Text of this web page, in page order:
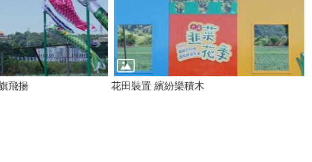
飛揚 花田裝置 繽紛樂積木